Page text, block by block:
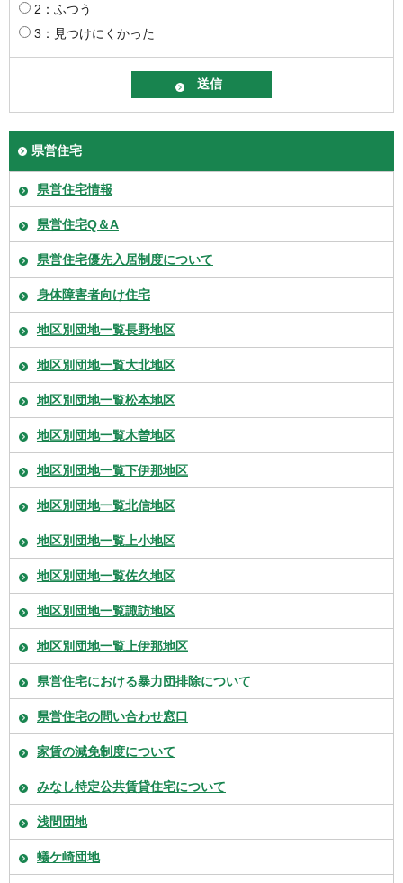
2：ふつう
3：見つけにくかった
県営住宅
県営住宅情報
県営住宅Q＆A
県営住宅優先入居制度について
身体障害者向け住宅
地区別団地一覧長野地区
地区別団地一覧大北地区
地区別団地一覧松本地区
地区別団地一覧木曽地区
地区別団地一覧下伊那地区
地区別団地一覧北信地区
地区別団地一覧上小地区
地区別団地一覧佐久地区
地区別団地一覧諏訪地区
地区別団地一覧上伊那地区
県営住宅における暴力団排除について
県営住宅の問い合わせ窓口
家賃の減免制度について
みなし特定公共賃貸住宅について
浅間団地
蟻ケ崎団地